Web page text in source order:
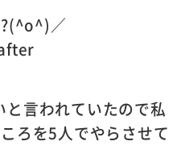
／
言われていたので私
ろを5人でやらさせて